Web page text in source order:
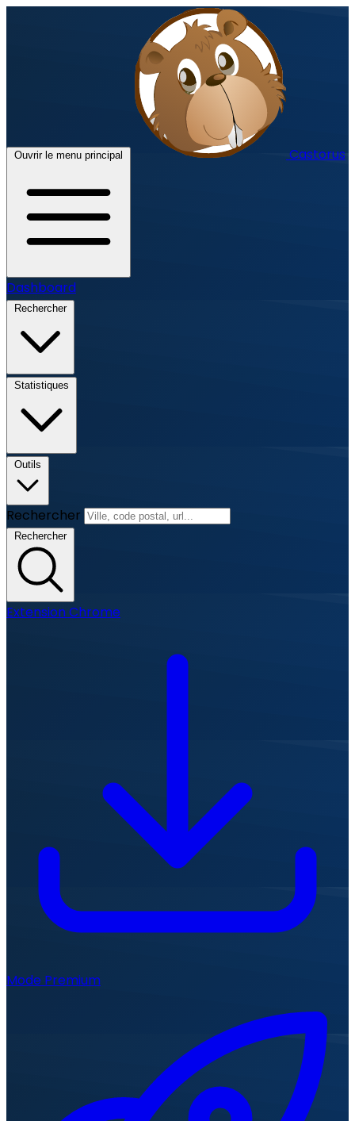
Ouvrir le menu principal Castorus
Dashboard
Rechercher
Statistiques
Outils
Rechercher
Rechercher
Extension Chrome
Mode Premium